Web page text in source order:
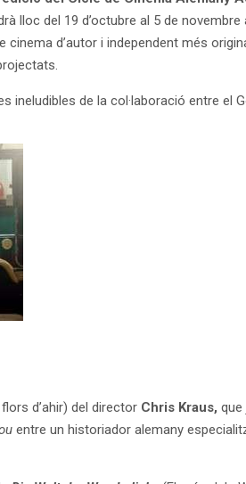
lloc del 19 d’octubre al 5 de
d’autor i independent més
ineludibles de la col·laboració entre el
d’ahir) del director Chris Kraus, que
entre un historiador alemany